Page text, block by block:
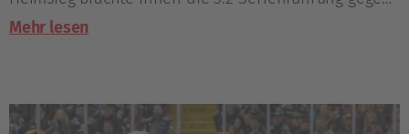
Linz.
Mehr lesen